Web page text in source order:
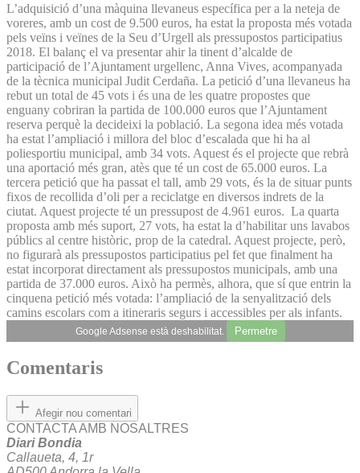
L’adquisició d’una màquina llevaneus específica per a la neteja de
voreres, amb un cost de 9.500 euros, ha estat la proposta més votada
pels veïns i veïnes de la Seu d’Urgell als pressupostos participatius
2018. El balanç el va presentar ahir la tinent d’alcalde de
participació de l’Ajuntament urgellenc, Anna Vives, acompanyada
de la tècnica municipal Judit Cerdaña. La petició d’una llevaneus ha
rebut un total de 45 vots i és una de les quatre propostes que
enguany cobriran la partida de 100.000 euros que l’Ajuntament
reserva perquè la decideixi la població. La segona idea més votada
ha estat l’ampliació i millora del bloc d’escalada que hi ha al
poliesportiu municipal, amb 34 vots. Aquest és el projecte que rebrà
una aportació més gran, atès que té un cost de 65.000 euros. La
tercera petició que ha passat el tall, amb 29 vots, és la de situar punts
fixos de recollida d’oli per a reciclatge en diversos indrets de la
ciutat. Aquest projecte té un pressupost de 4.961 euros. La quarta
proposta amb més suport, 27 vots, ha estat la d’habilitar uns lavabos
públics al centre històric, prop de la catedral. Aquest projecte, però,
no figurarà als pressupostos participatius pel fet que finalment ha
estat incorporat directament als pressupostos municipals, amb una
partida de 37.000 euros. Això ha permès, alhora, que sí que entrin la
cinquena petició més votada: l’ampliació de la senyalització dels
camins escolars com a itineraris segurs i accessibles per als infants.
Google Adsense està deshabilitat. Permetre
Comentaris
Afegir nou comentari
CONTACTA AMB NOSALTRES
Diari Bondia
Callaueta, 4, 1r